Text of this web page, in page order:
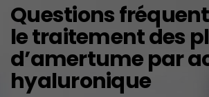
Questions
le traitement des
d’amertume par
hyaluronique